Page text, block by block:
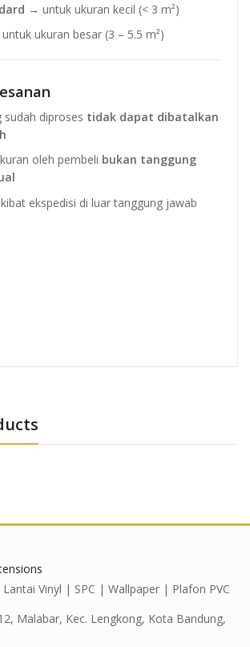
→ untuk ukuran kecil (< 3 m²)
ukuran besar (3 – 5.5 m²)
sudah diproses tidak dapat dibatalkan
oleh pembeli bukan tanggung
ekspedisi di luar tanggung jawab
Vinyl | SPC | Wallpaper | Plafon PVC
Malabar, Kec. Lengkong, Kota Bandung,